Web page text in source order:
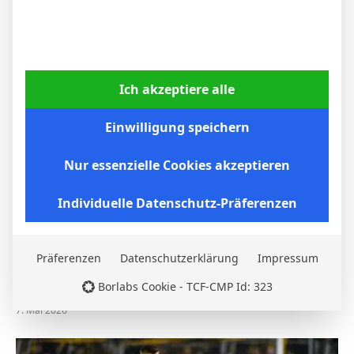
BVB – Netradio: Das Webradio von Borussia
Dortmund live
7. Mai 2026
Ich akzeptiere alle
Einwilligung speichern
Nur essenzielle Cookies akzeptieren
Individuelle Datenschutz-Präferenzen
Präferenzen Datenschutzerklärung
Impressum
Borlabs Cookie - TCF-CMP Id: 323